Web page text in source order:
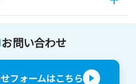
お問い合わせ
フォームはこちら